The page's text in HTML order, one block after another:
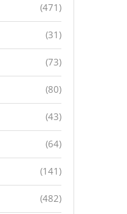
(471)
(31)
(73)
(80)
(43)
(64)
(141)
(482)